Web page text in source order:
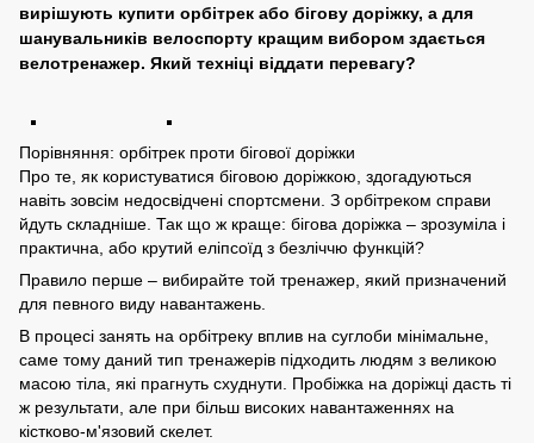
вирішують купити орбітрек або бігову доріжку, а для
шанувальників велоспорту кращим вибором здається
велотренажер. Який техніці віддати перевагу?
Порівняння: орбітрек проти бігової доріжки
Про те, як користуватися біговою доріжкою, здогадуються
навіть зовсім недосвідчені спортсмени. З орбітреком справи
йдуть складніше. Так що ж краще: бігова доріжка – зрозуміла і
практична, або крутий еліпсоїд з безліччю функцій?
Правило перше – вибирайте той тренажер, який призначений
для певного виду навантажень.
В процесі занять на орбітреку вплив на суглоби мінімальне,
саме тому даний тип тренажерів підходить людям з великою
масою тіла, які прагнуть схуднути. Пробіжка на доріжці дасть ті
ж результати, але при більш високих навантаженнях на
кістково-м'язовий скелет.